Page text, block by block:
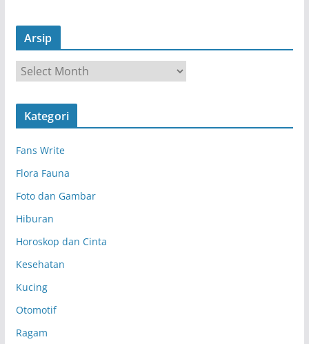
Arsip
r
s
Kategori
Fans Write
Flora Fauna
Foto dan Gambar
Hiburan
Horoskop dan Cinta
Kesehatan
Kucing
Otomotif
Ragam